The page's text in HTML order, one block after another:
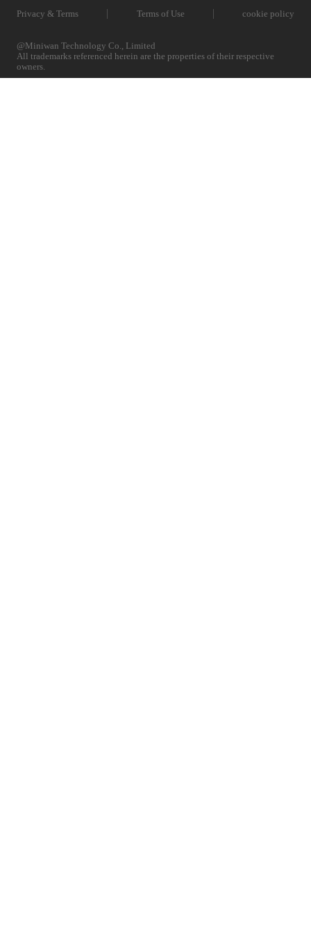
Privacy & Terms Terms of Use cookie policy
@Miniwan Technology Co., Limited
All trademarks referenced herein are the properties of their respective
owners.